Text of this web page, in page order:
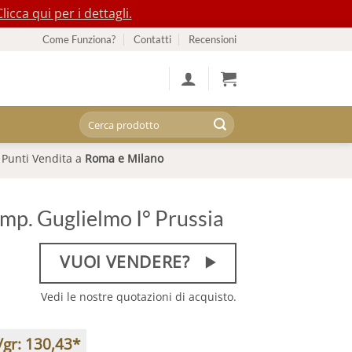
qui per i dettagli.
Come Funziona? Contatti Recensioni
Cerca:
Punti Vendita a Roma e Milano
Guglielmo I° Prussia
VUOI VENDERE?
Vedi le nostre quotazioni di acquisto.
130,43*